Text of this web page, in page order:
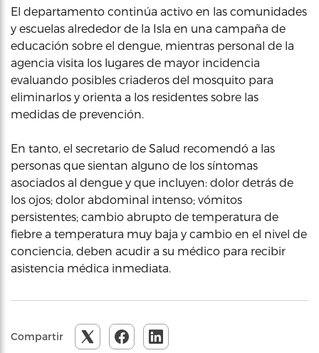
El departamento continúa activo en las comunidades
y escuelas alrededor de la Isla en una campaña de
educación sobre el dengue, mientras personal de la
agencia visita los lugares de mayor incidencia
evaluando posibles criaderos del mosquito para
eliminarlos y orienta a los residentes sobre las
medidas de prevención.
En tanto, el secretario de Salud recomendó a las
personas que sientan alguno de los síntomas
asociados al dengue y que incluyen: dolor detrás de
los ojos; dolor abdominal intenso; vómitos
persistentes; cambio abrupto de temperatura de
fiebre a temperatura muy baja y cambio en el nivel de
conciencia, deben acudir a su médico para recibir
asistencia médica inmediata.
Compartir